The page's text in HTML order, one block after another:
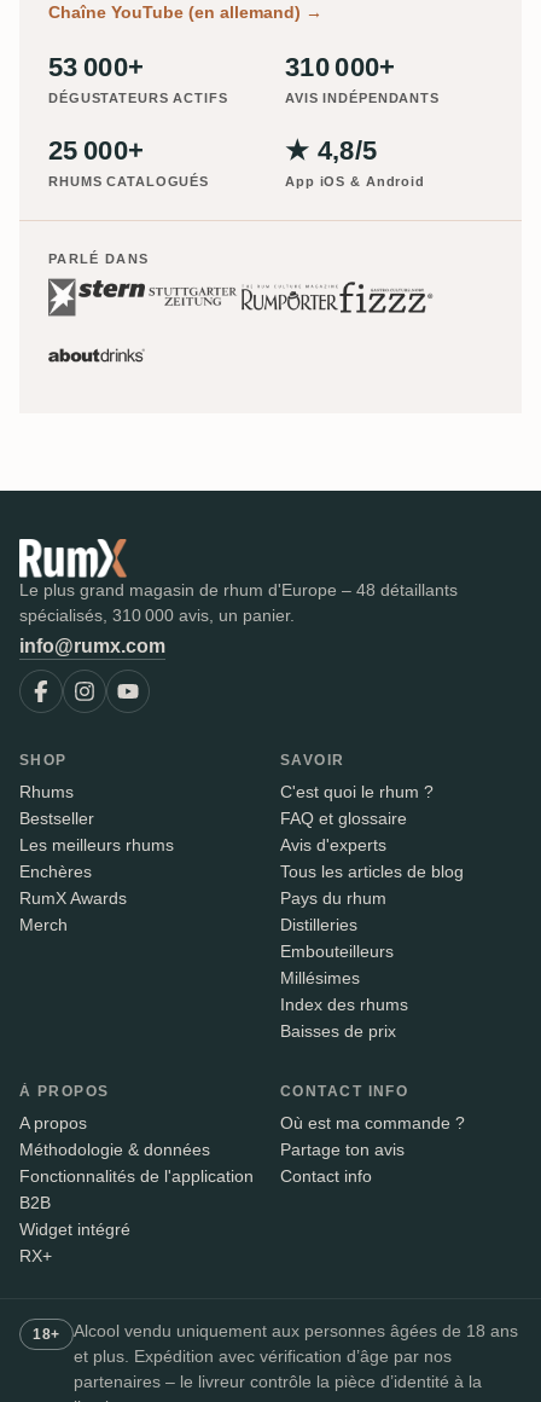
Chaîne YouTube (en allemand) →
53 000+
DÉGUSTATEURS ACTIFS
310 000+
AVIS INDÉPENDANTS
25 000+
RHUMS CATALOGUÉS
★ 4,8/5
App iOS & Android
PARLÉ DANS
Le plus grand magasin de rhum d'Europe – 48 détaillants
spécialisés, 310 000 avis, un panier.
info@rumx.com
SHOP
Rhums
Bestseller
Les meilleurs rhums
Enchères
RumX Awards
Merch
SAVOIR
C'est quoi le rhum ?
FAQ et glossaire
Avis d'experts
Tous les articles de blog
Pays du rhum
Distilleries
Embouteilleurs
Millésimes
Index des rhums
Baisses de prix
À PROPOS
A propos
Méthodologie & données
Fonctionnalités de l'application
B2B
Widget intégré
RX+
CONTACT INFO
Où est ma commande ?
Partage ton avis
Contact info
18+
Alcool vendu uniquement aux personnes âgées de 18 ans
et plus. Expédition avec vérification d’âge par nos
partenaires – le livreur contrôle la pièce d’identité à la